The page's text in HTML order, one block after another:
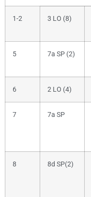
1-2 3 LO (8)
5 7a SP (2)
6 2 LO (4)
7 7a SP
8 8d SP(2)